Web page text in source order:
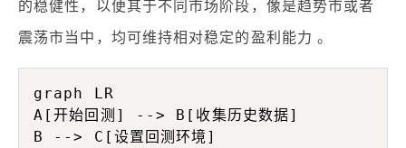
的稳健性，以便其于不同市场阶段，像是趋势市或者
震荡市当中，均可维持相对稳定的盈利能力 。
graph LR
A[开始回测] --> B[收集历史数据]
B --> C[设置回测环境]